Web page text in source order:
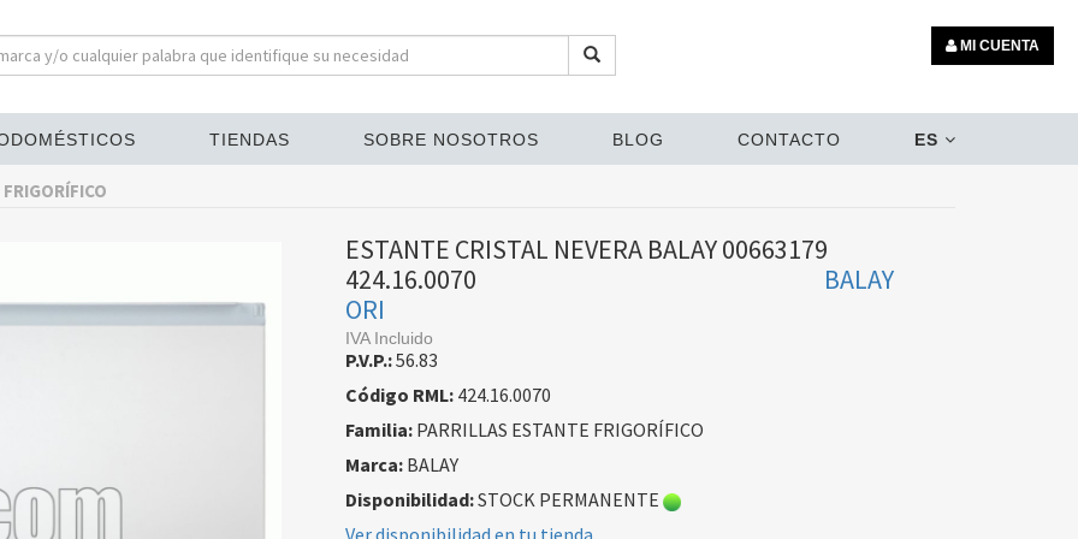
MI CUENTA
TIENDAS SOBRE NOSOTROS BLOG CONTACTO ES
ESTANTE CRISTAL NEVERA BALAY 00663179
424.16.0070
BALAY
ORI
IVA Incluido
P.V.P.:56.83
Código RML:424.16.0070
Familia:PARRILLAS ESTANTE FRIGORÍFICO
Marca:BALAY
Disponibilidad:STOCK PERMANENTE
Ver disponibilidad en tu tienda